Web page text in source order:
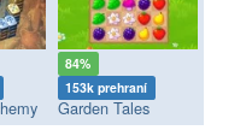
84%
153k prehraní
Garden Tales